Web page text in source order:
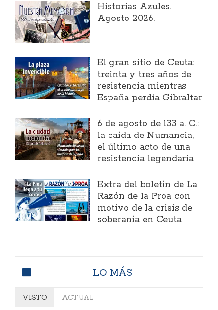
Historias Azules.
Agosto 2026.
El gran sitio de Ceuta:
treinta y tres años de
resistencia mientras
España perdía Gibraltar
6 de agosto de 133 a. C.:
la caída de Numancia,
el último acto de una
resistencia legendaria
Extra del boletín de La
Razón de la Proa con
motivo de la crisis de
soberanía en Ceuta
LO MÁS
VISTO ACTUAL